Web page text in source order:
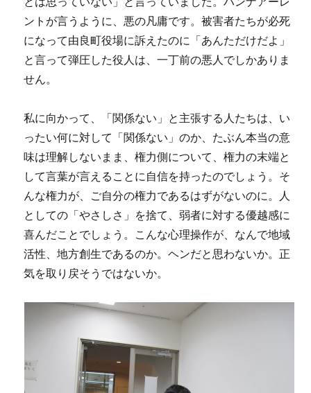
ントが言うように、悪の凡庸です。被害者たちが必死
になって由良町役場に訴えたのに「あんただけだよ」
と言って弾圧した役人は、一丁前の悪人でしかありま
せん。
私に向かって、「関係ない」と主張する人たちは、い
ったい何に対して「関係ない」のか、たぶん本当の意
味は理解しないまま、権力側について、権力の末端と
して言葉が言えることに自信を持ったのでしょう。そ
んな権力が、ご自分の権力であるはずがないのに。人
としての「やさしさ」を捨て、弱者に対する優越感に
喜んだことでしょう。こんな心理操作が、なんで地域
活性、地方創生であるのか。ヘンだと思わないか。正
気を取り戻そうではないか。